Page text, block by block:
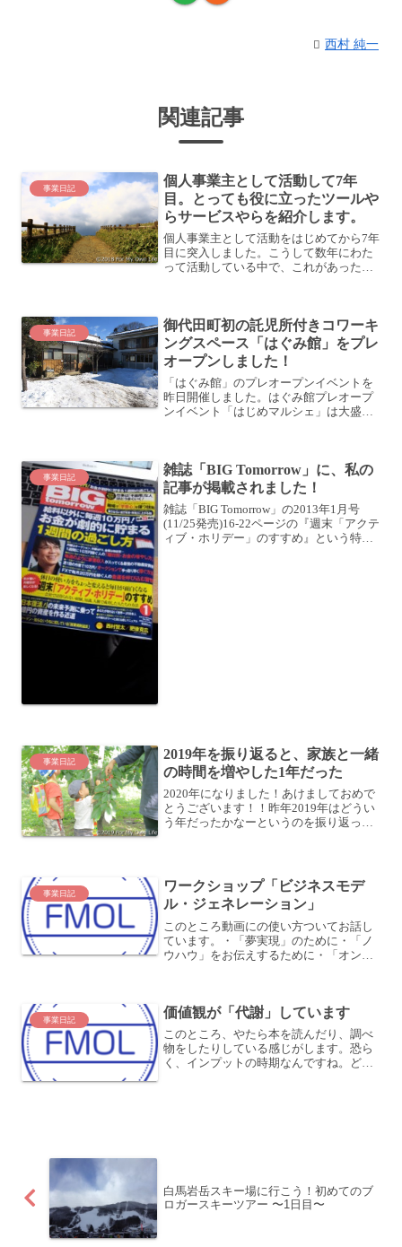
西村 純一
関連記事
事業日記
個人事業主として活動して7年
目。とっても役に立ったツールや
らサービスやらを紹介します。
個人事業主として活動をはじめてから7年
目に突入しました。こうして数年にわた
って活動している中で、これがあったか
考えている会社員の方や、...
事業日記
御代田町初の託児所付きコワーキ
ングスペース「はぐみ館」をプレ
オープンしました！
「はぐみ館」のプレオープンイベントを
昨日開催しました。はぐみ館プレオープ
ンイベント「はじめマルシェ」は大盛況
です (HUGME...
事業日記
雑誌「BIG Tomorrow」に、私の
記事が掲載されました！
雑誌「BIG Tomorrow」の2013年1月号
(11/25発売)16-22ページの『週末「アクテ
ィブ・ホリデー」のすすめ』という特集
事業日記
2019年を振り返ると、家族と一緒
の時間を増やした1年だった
2020年になりました！あけましておめで
とうございます！！昨年2019年はどうい
う年だったかなーというのを振り返って
インフルエ...
事業日記
ワークショップ「ビジネスモデ
ル・ジェネレーション」
このところ動画にの使い方ついてお話し
ています。・「夢実現」のために・「ノ
ウハウ」をお伝えするために・「オンラ
い方があります。今回は「...
事業日記 価値観が「代謝」しています
このところ、やたら本を読んだり、調べ
物をしたりしている感じがします。恐ら
く、インプットの時期なんですね。どん
白馬岩岳スキー場に行こう！初めてのブ
ロガースキーツアー 〜1日目〜